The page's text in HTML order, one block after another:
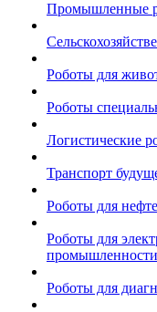
Промышленные
Роботы для
Роботы
Логистические
Транспорт
Роботы для
Роботы для
промышленности
Роботы для